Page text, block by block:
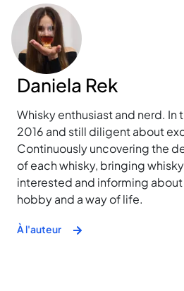
Daniela Rek
Whisky enthusiast and nerd. In
2016 and still diligent about
Continuously uncovering the
of each whisky, bringing
interested and informing
hobby and a way of life.
À l'auteur